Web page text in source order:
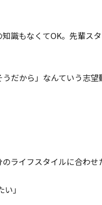
識もなくてOK。先輩ス
だから」なんていう志
ライフスタイルに合わせ
」